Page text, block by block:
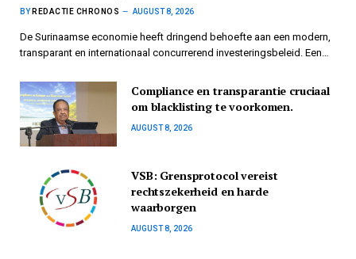
BY REDACTIE CHRONOS AUGUST 8, 2026
De Surinaamse economie heeft dringend behoefte aan een modern,
transparant en internationaal concurrerend investeringsbeleid. Een…
Compliance en transparantie cruciaal
om blacklisting te voorkomen.
AUGUST 8, 2026
VSB: Grensprotocol vereist
rechtszekerheid en harde
waarborgen
AUGUST 8, 2026